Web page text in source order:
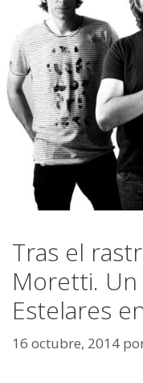
Tras el
Moretti.
Estelares
16 octubre, 2014